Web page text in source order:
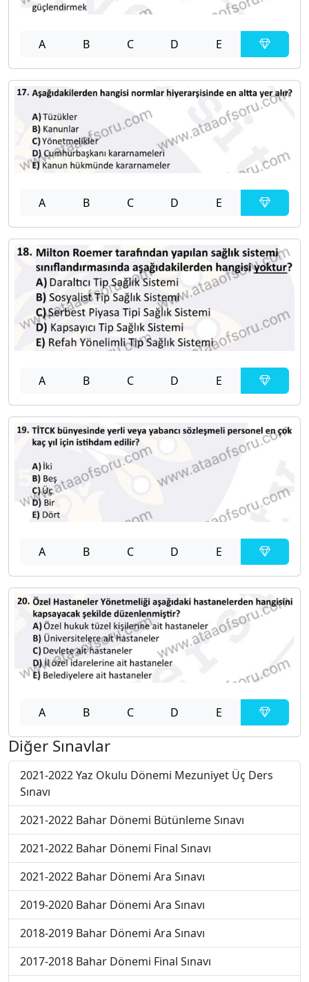
A B C D E
A B C D E
A B C D E
A B C D E
A B C D E
Diğer Sınavlar
2021-2022 Yaz Okulu Dönemi Mezuniyet Üç Ders
Sınavı
2021-2022 Bahar Dönemi Bütünleme Sınavı
2021-2022 Bahar Dönemi Final Sınavı
2021-2022 Bahar Dönemi Ara Sınavı
2019-2020 Bahar Dönemi Ara Sınavı
2018-2019 Bahar Dönemi Ara Sınavı
2017-2018 Bahar Dönemi Final Sınavı